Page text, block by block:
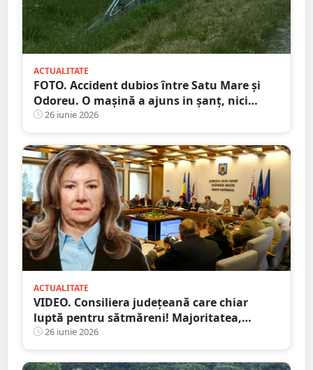
ACTUALITATE
FOTO. Accident dubios între Satu Mare și
Odoreu. O mașină a ajuns in șanț, nici
urmă de sofer
26 iunie 2026
ACTUALITATE
VIDEO. Consiliera județeană care chiar
luptă pentru sătmăreni! Majoritatea,
”acontată” să doarmă-n scaun
26 iunie 2026